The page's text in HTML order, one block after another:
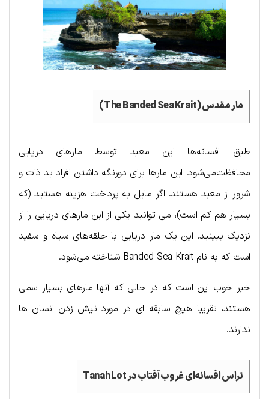
مار مقدس (The Banded Sea Krait
)
طبق افسانه‌ها این معبد توسط مارهای دریایی
محافظت‌می‌شود. این مارها برای دورنگه داشتن افراد بد ذات و
شرور از معبد هستند. اگر مایل به پرداخت هزینه هستید (که
بسیار هم کم است)، می توانید یکی از این مارهای دریایی را از
نزدیک ببینید. این یک مار دریایی با حلقه‌های سیاه و سفید
است که به نام Banded Sea Krait شناخته می‌شود.
خبر خوب این است که در حالی که آنها مارهای بسیار سمی
هستند، تقریبا هیچ سابقه ای در مورد نیش زدن انسان ها
ندارند.
تراس افسانه‌ای غروب آفتاب درTanah Lot